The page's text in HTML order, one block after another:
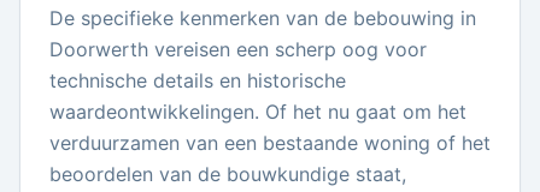
De specifieke kenmerken van de bebouwing in
Doorwerth vereisen een scherp oog voor
technische details en historische
waardeontwikkelingen. Of het nu gaat om het
verduurzamen van een bestaande woning of het
beoordelen van de bouwkundige staat,